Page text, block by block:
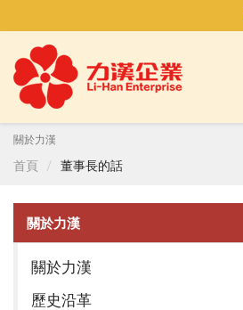
關於力漢
首頁 董事長的話
關於力漢
關於力漢
歷史沿革